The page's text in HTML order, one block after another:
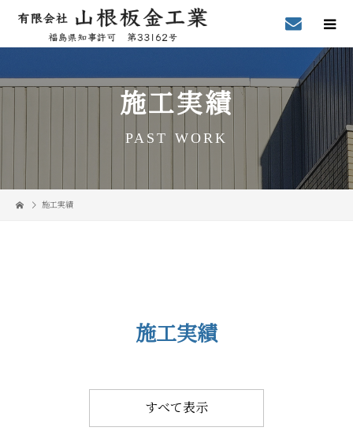
施工実績
PAST WORK
施工実績
施工実績
すべて表示